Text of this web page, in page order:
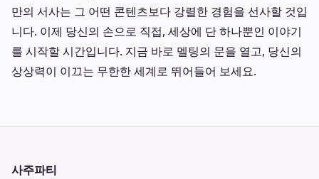
만의 서사는 그 어떤 콘텐츠보다 강렬한 경험을 선사할 것입
니다. 이제 당신의 손으로 직접, 세상에 단 하나뿐인 이야기
를 시작할 시간입니다. 지금 바로 멜팅의 문을 열고, 당신의
상상력이 이끄는 무한한 세계로 뛰어들어 보세요.
사주파티